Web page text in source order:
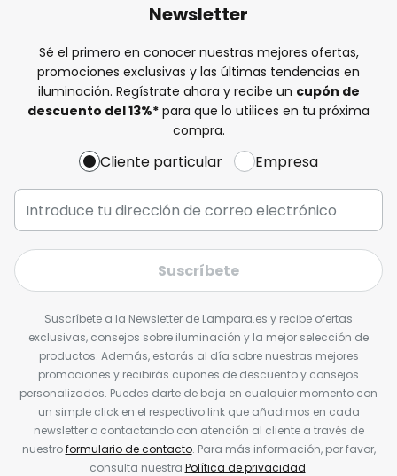
Newsletter
Sé el primero en conocer nuestras mejores ofertas,
promociones exclusivas y las últimas tendencias en
iluminación. Regístrate ahora y recibe un cupón de
descuento del13%* para que lo utilices en tu próxima
compra.
Cliente particular Empresa
Suscríbete
Suscríbete a la Newsletter de Lampara.es y recibe ofertas
exclusivas, consejos sobre iluminación y la mejor selección de
productos. Además, estarás al día sobre nuestras mejores
promociones y recibirás cupones de descuento y consejos
personalizados. Puedes darte de baja en cualquier momento con
un simple click en el respectivo link que añadimos en cada
newsletter o contactando con atención al cliente a través de
nuestroformulario de contacto. Para más información, por favor,
consulta nuestra Política de privacidad.